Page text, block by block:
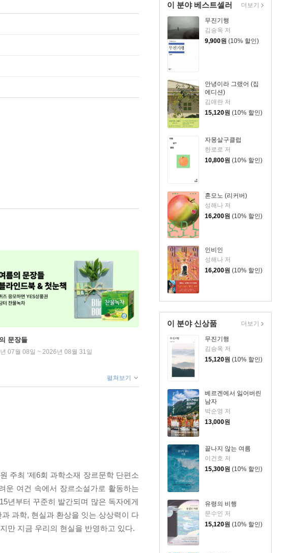
이 분야 베스트셀러
무진기행
김승옥 저
9,900원 (10% 할인)
안녕이라 그랬어 (집
에디션)
김애란 저
15,120원 (10% 할인)
자몽살구클럽
한로로 저
10,800원 (10% 할인)
혼모노 (리커버)
성해나 저
16,200원 (10% 할인)
인비인
성해나 저
16,200원 (10% 할인)
더보기
이 분야 신상품
무진기행
김승옥 저
15,120원 (10% 할인)
베르겐에서 잃어버린
남자
박순영 저
13,000원
끝나지 않는 여름
이건호 저
15,300원 (10% 할인)
유령의 비행
문수인 저
15,120원 (10% 할인)
더보기
문장들
07월 08일 ~ 2026년 08월 31일
펼쳐보기
주최 ‘제6회 과학소재 장르문학 단편소
운 여건 속에서 장르소설가로 활동하는
년부터 꾸준히 발간되며 많은 독자에게
과학, 현실과 환상을 잇는 상상력이 다
만 지금 우리의 현실을 반영하고 있다.